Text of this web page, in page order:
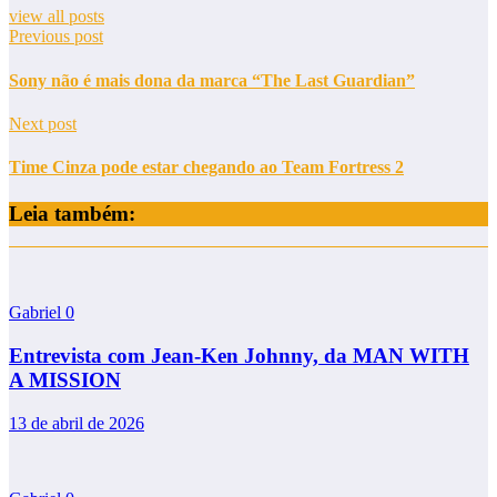
view all posts
Previous post
Sony não é mais dona da marca “The Last Guardian”
Next post
Time Cinza pode estar chegando ao Team Fortress 2
Leia também:
Gabriel 0
Entrevista com Jean-Ken Johnny, da MAN WITH
A MISSION
13 de abril de 2026